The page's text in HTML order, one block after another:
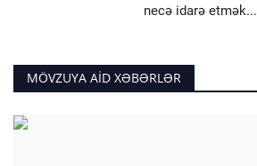
necə idarə etmək...
MÖVZUYA AID XƏBƏRLƏR